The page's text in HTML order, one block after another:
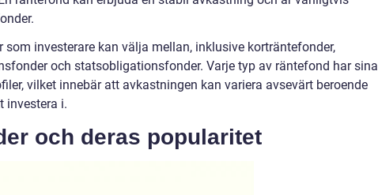
investerare kan välja mellan, inklusive korträntefonder,
och statsobligationsfonder. Varje typ av räntefond har sina
vilket innebär att avkastningen kan variera avsevärt beroende
investera i.
och deras popularitet